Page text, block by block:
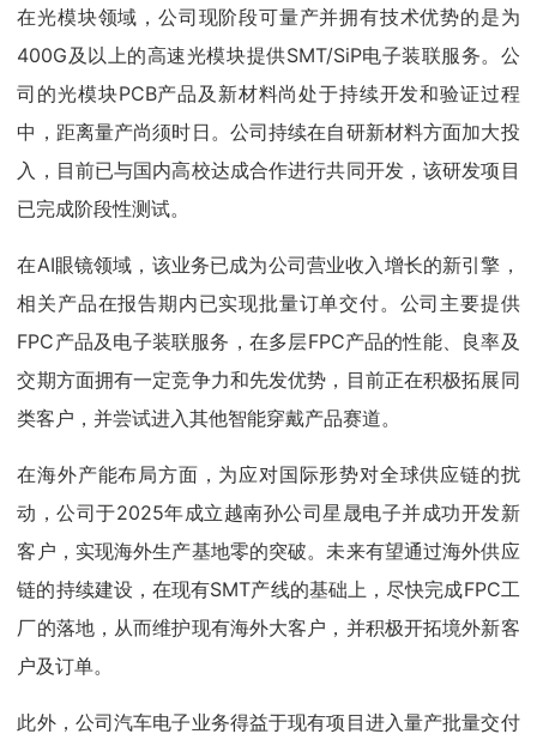
在光模块领域，公司现阶段可量产并拥有技术优势的是为
400G及以上的高速光模块提供SMT/SiP电子装联服务。公
司的光模块PCB产品及新材料尚处于持续开发和验证过程
中，距离量产尚须时日。公司持续在自研新材料方面加大投
入，目前已与国内高校达成合作进行共同开发，该研发项目
已完成阶段性测试。
在AI眼镜领域，该业务已成为公司营业收入增长的新引擎，
相关产品在报告期内已实现批量订单交付。公司主要提供
FPC产品及电子装联服务，在多层FPC产品的性能、良率及
交期方面拥有一定竞争力和先发优势，目前正在积极拓展同
类客户，并尝试进入其他智能穿戴产品赛道。
在海外产能布局方面，为应对国际形势对全球供应链的扰
动，公司于2025年成立越南孙公司星晟电子并成功开发新
客户，实现海外生产基地零的突破。未来有望通过海外供应
链的持续建设，在现有SMT产线的基础上，尽快完成FPC工
厂的落地，从而维护现有海外大客户，并积极开拓境外新客
户及订单。
此外，公司汽车电子业务得益于现有项目进入量产批量交付